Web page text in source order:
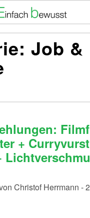
Job &
+
Christof Herrmann -